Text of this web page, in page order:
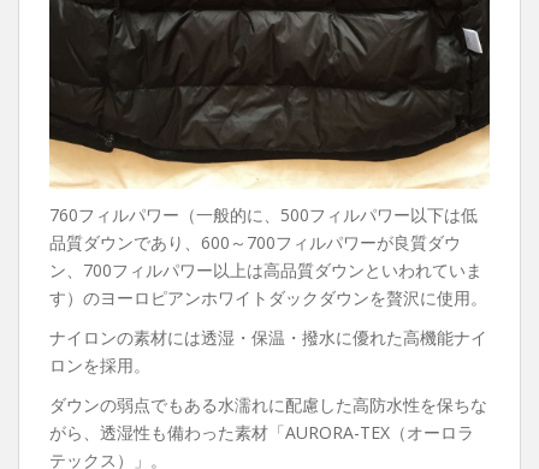
760フィルパワー（一般的に、500フィルパワー以下は低
品質ダウンであり、600～700フィルパワーが良質ダウ
ン、700フィルパワー以上は高品質ダウンといわれていま
す）のヨーロピアンホワイトダックダウンを贅沢に使用。
ナイロンの素材には透湿・保温・撥水に優れた高機能ナイ
ロンを採用。
ダウンの弱点でもある水濡れに配慮した高防水性を保ちな
がら、透湿性も備わった素材「AURORA-TEX（オーロラ
テックス）」。